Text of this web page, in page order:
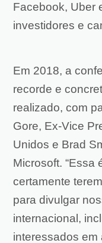
Facebook, Uber
investidores e
Em 2018, a
recorde e
realizado, com
Gore, Ex-Vice
Unidos e Brad
Microsoft. “Essa
certamente
para divulgar
internacional,
interessados em